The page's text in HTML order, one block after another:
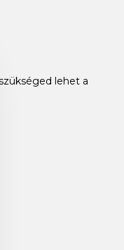
lehet a